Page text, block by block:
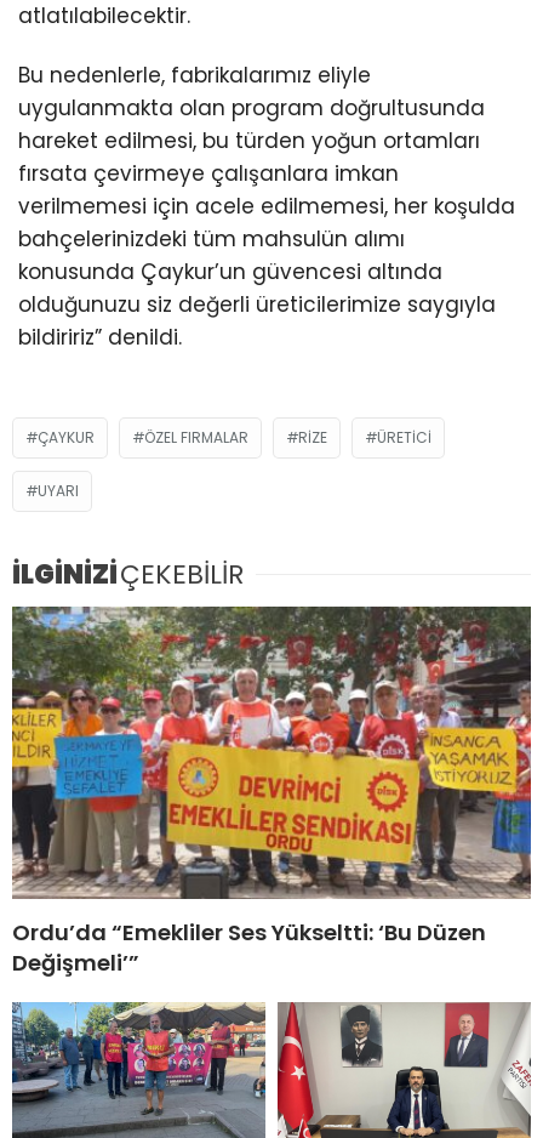
atlatılabilecektir.
Bu nedenlerle, fabrikalarımız eliyle
uygulanmakta olan program doğrultusunda
hareket edilmesi, bu türden yoğun ortamları
fırsata çevirmeye çalışanlara imkan
verilmemesi için acele edilmemesi, her koşulda
bahçelerinizdeki tüm mahsulün alımı
konusunda Çaykur’un güvencesi altında
olduğunuzu siz değerli üreticilerimize saygıyla
bildiririz” denildi.
ÇAYKUR ÖZEL FIRMALAR RIZE ÜRETİCİ
UYARI
İLGİNİZİÇEKEBİLİR
Ordu’da “Emekliler Ses Yükseltti: ‘Bu Düzen
Değişmeli’”